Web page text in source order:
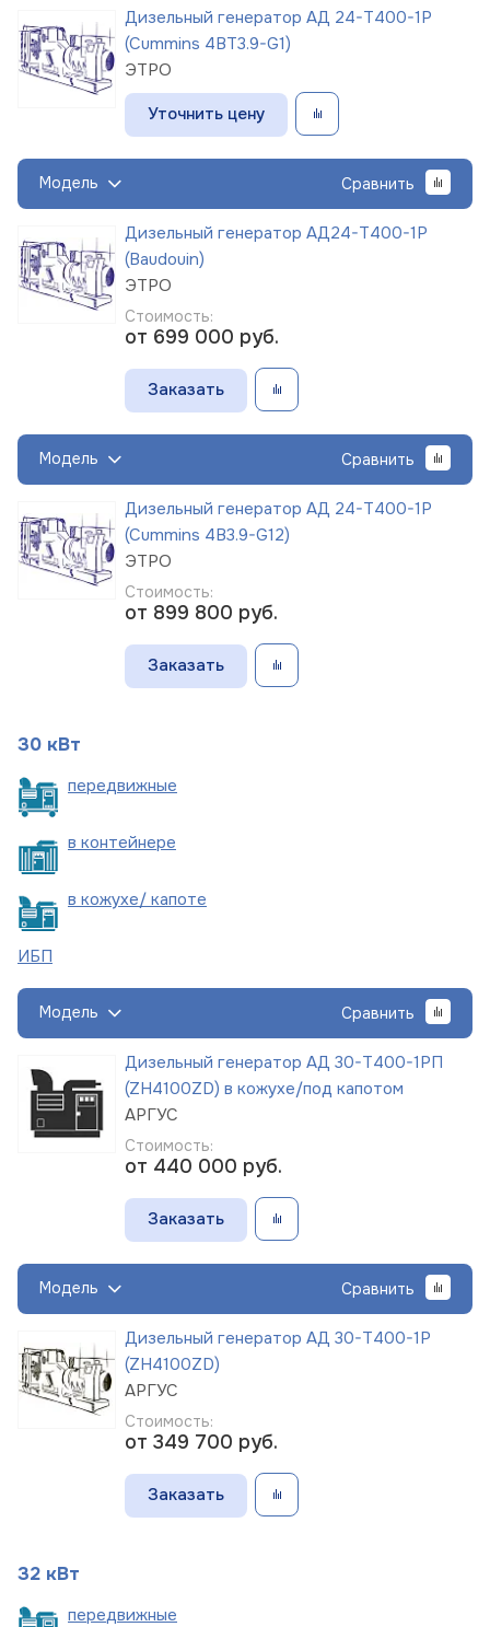
Дизельный генератор АД 24-Т400-1Р
(Cummins 4BT3.9-G1)
ЭТРО
Уточнить цену
Модель Сравнить
Дизельный генератор АД24-Т400-1Р
(Baudouin)
ЭТРО
Стоимость:
от 699 000 руб.
Заказать
Модель Сравнить
Дизельный генератор АД 24-Т400-1Р
(Cummins 4B3.9-G12)
ЭТРО
Стоимость:
от 899 800 руб.
Заказать
30 кВт
передвижные
в контейнере
в кожухе/ капоте
ИБП
Модель Сравнить
Дизельный генератор АД 30-Т400-1РП
(ZH4100ZD) в кожухе/под капотом
АРГУС
Стоимость:
от 440 000 руб.
Заказать
Модель Сравнить
Дизельный генератор АД 30-Т400-1Р
(ZH4100ZD)
АРГУС
Стоимость:
от 349 700 руб.
Заказать
32 кВт
передвижные